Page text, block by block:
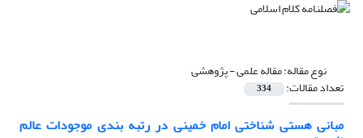
نوع مقاله:مقاله علمی - پژوهشی
تعداد مقالات: 334
مبانی هستی شناختی امام خمینی در رتبه بندی موجودات عالم